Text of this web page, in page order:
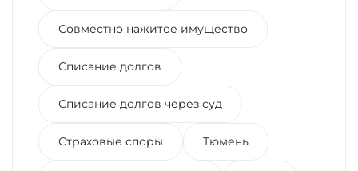
Совместно нажитое имущество
Списание долгов
Списание долгов через суд
Страховые споры Тюмень